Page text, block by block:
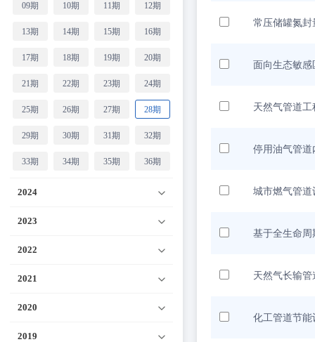
09期 10期 11期 12期
13期 14期 15期 16期
17期 18期 19期 20期
21期 22期 23期 24期
25期 26期 27期 28期
29期 30期 31期 32期
33期 34期 35期 36期
2024
2023
2022
2021
2020
2019
常压储罐氮
面向生态敏
天然气管道
停用油气管
城市燃气管
基于全生命
天然气长输
化工管道节